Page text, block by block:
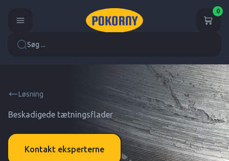
Søg ...
0
Løsning
Beskadigede tætningsflader
Kontakt eksperterne